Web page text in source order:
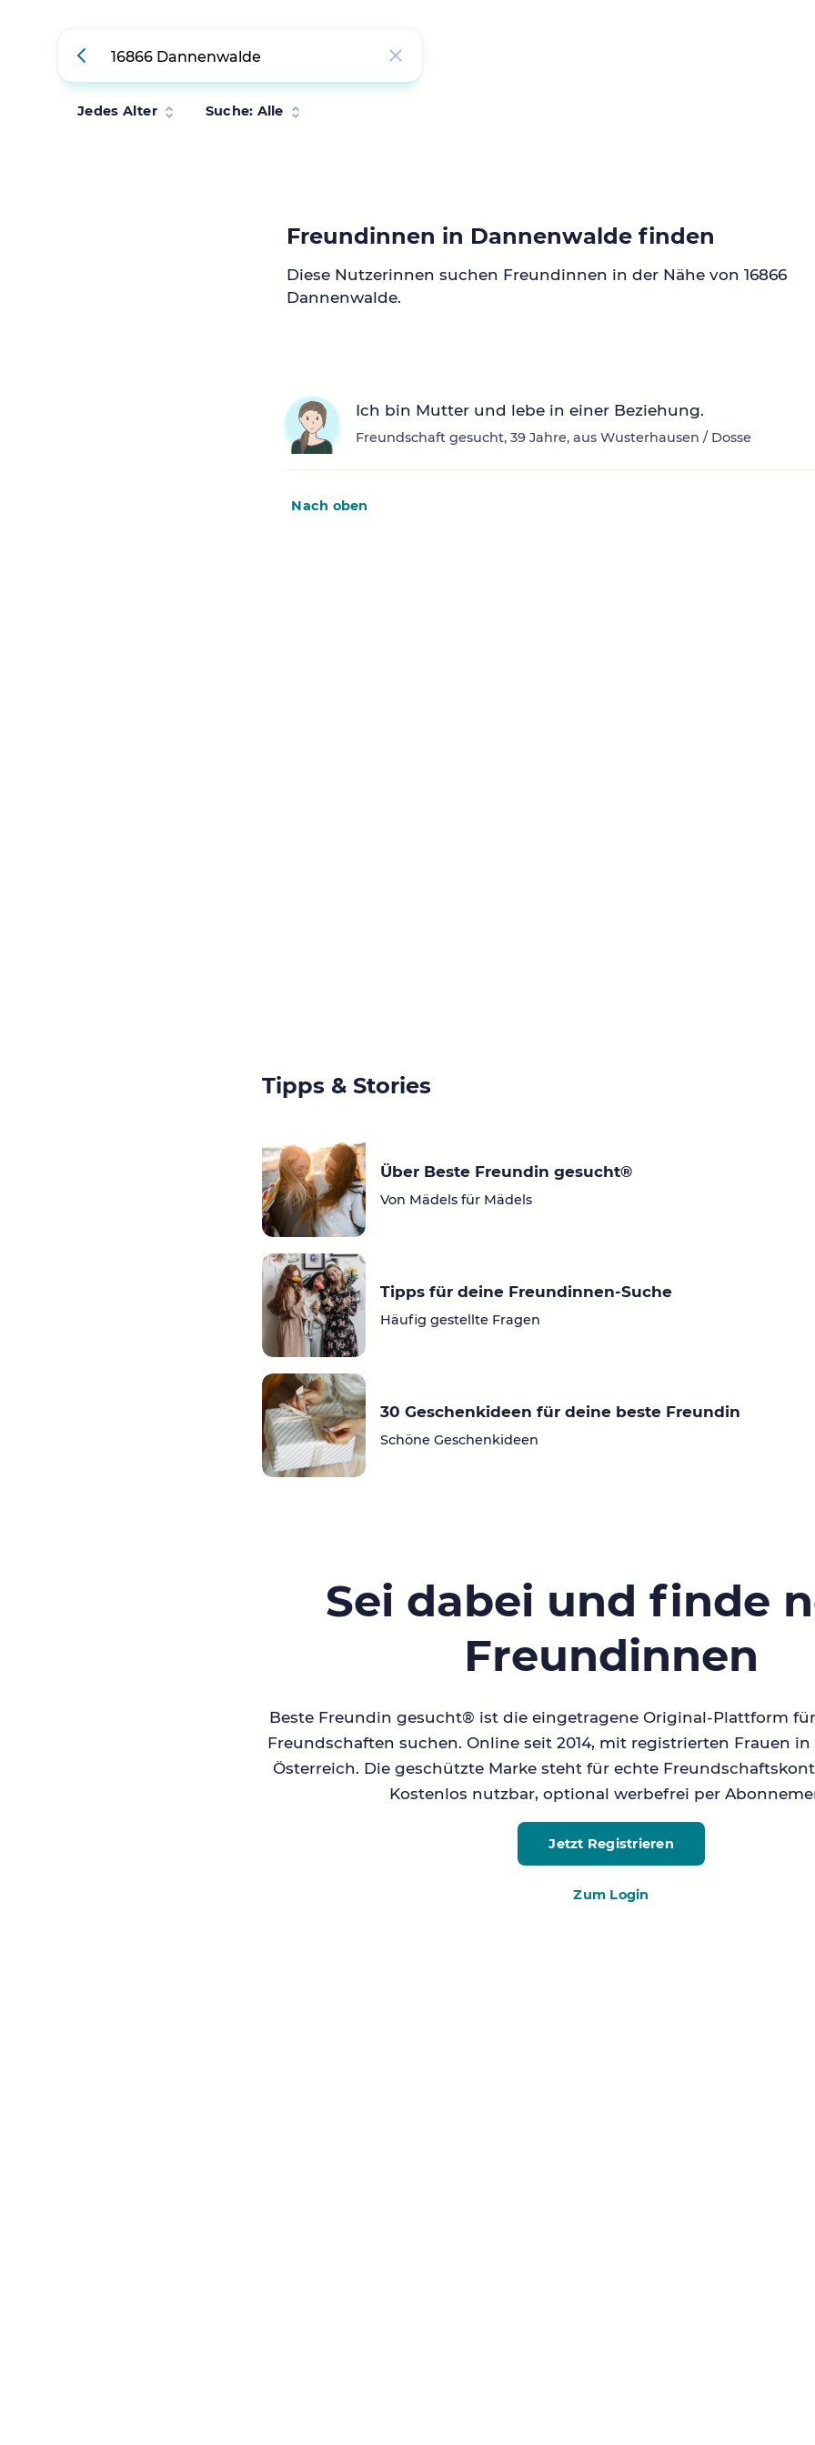
Jedes Alter Suche: Alle
Freundinnen in Dannenwalde finden
Diese Nutzerinnen suchen Freundinnen in der Nähe von 16866
Dannenwalde.
Ich bin Mutter und lebe in einer Beziehung.
Freundschaft gesucht, 39 Jahre, aus Wusterhausen / Dosse
Nach oben
Tipps & Stories
Über Beste Freundin gesucht®
Von Mädels für Mädels
Tipps für deine Freundinnen-Suche
Häufig gestellte Fragen
30 Geschenkideen für deine beste Freundin
Schöne Geschenkideen
Sei dabei und finde
Freundinnen
Beste Freundin gesucht® ist die eingetragene Original-Plattform
Freundschaften suchen. Online seit 2014, mit registrierten Frauen
Österreich. Die geschützte Marke steht für echte
Kostenlos nutzbar, optional werbefrei per
Jetzt Registrieren
Zum Login